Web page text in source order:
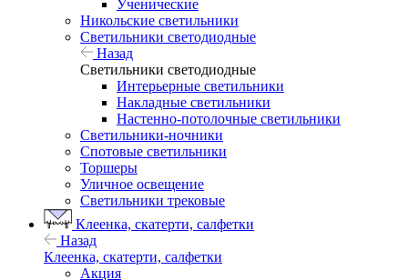
Ученические
Никольские светильники
Светильники светодиодные
Назад
Светильники светодиодные
Интерьерные светильники
Накладные светильники
Настенно-потолочные светильники
Светильники-ночники
Спотовые светильники
Торшеры
Уличное освещение
Светильники трековые
Клеенка, скатерти, салфетки
Назад
Клеенка, скатерти, салфетки
Акция